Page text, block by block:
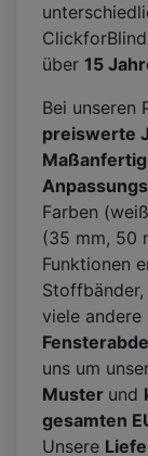
über 15
Bei unseren
preiswerte
Farben
(35 mm, 50
Funktionen
viele
uns um
Muster und
gesamten
Unsere